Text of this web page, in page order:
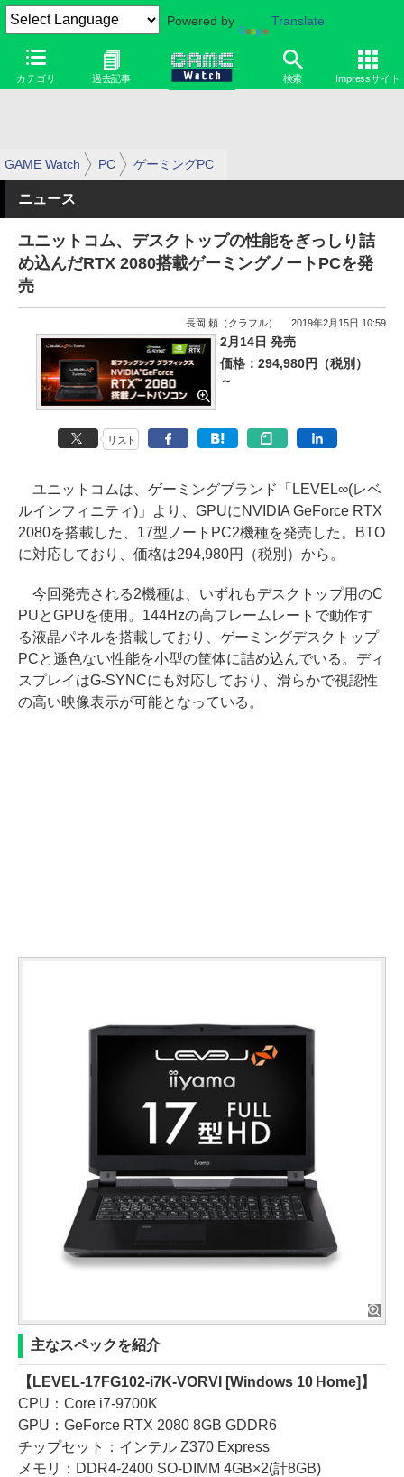
Powered by Translate
カテゴリ 過去記事 検索 Impressサイト
GAME Watch PC ゲーミングPC
ニュース
ユニットコム、デスクトップの性能をぎっしり詰
め込んだRTX 2080搭載ゲーミングノートPCを発
売
長岡 頼（クラフル） 2019年2月15日 10:59
2月14日 発売
価格：294,980円（税別）
～
リスト
ユニットコムは、ゲーミングブランド「LEVEL∞(レベ
ルインフィニティ)」より、GPUにNVIDIA GeForce RTX
2080を搭載した、17型ノートPC2機種を発売した。BTO
に対応しており、価格は294,980円（税別）から。
今回発売される2機種は、いずれもデスクトップ用のC
PUとGPUを使用。144Hzの高フレームレートで動作す
る液晶パネルを搭載しており、ゲーミングデスクトップ
PCと遜色ない性能を小型の筐体に詰め込んでいる。ディ
スプレイはG-SYNCにも対応しており、滑らかで視認性
の高い映像表示が可能となっている。
主なスペックを紹介
【LEVEL-17FG102-i7K-VORVI [Windows 10 Home]】
CPU：Core i7-9700K
GPU：GeForce RTX 2080 8GB GDDR6
チップセット：インテル Z370 Express
メモリ：DDR4-2400 SO-DIMM 4GB×2(計8GB)